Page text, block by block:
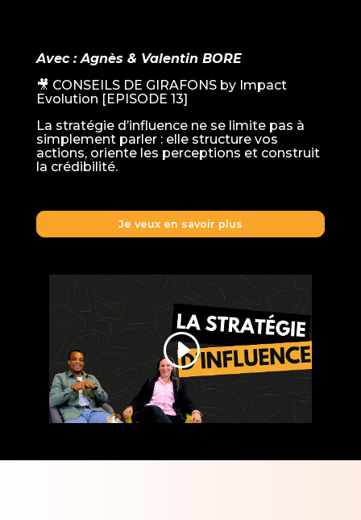
Avec : Agnès & Valentin BORE
🎥 CONSEILS DE GIRAFONS by Impact
Evolution [EPISODE 13]
La stratégie d’influence ne se limite pas à
simplement parler : elle structure vos
actions, oriente les perceptions et construit
la crédibilité.
Je veux en savoir plus